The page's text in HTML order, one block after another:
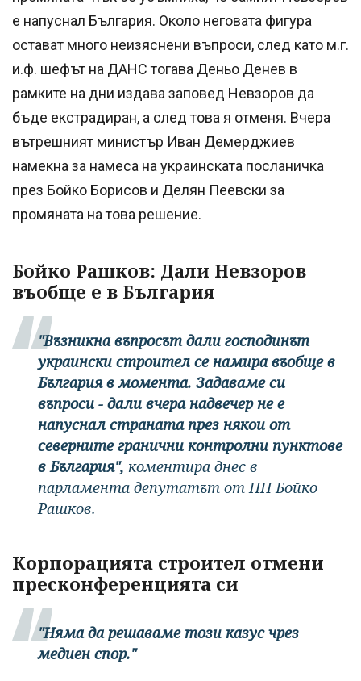
е напуснал България. Около неговата фигура
остават много неизяснени въпроси, след като м.г.
и.ф. шефът на ДАНС тогава Деньо Денев в
рамките на дни издава заповед Невзоров да
бъде екстрадиран, а след това я отменя. Вчера
вътрешният министър Иван Демерджиев
намекна за намеса на украинската посланичка
през Бойко Борисов и Делян Пеевски за
промяната на това решение.
Бойко Рашков: Дали Невзоров
въобще е в България
"Възникна въпросът дали господинът
украински строител се намира въобще в
България в момента. Задаваме си
въпроси - дали вчера надвечер не е
напуснал страната през някои от
северните гранични контролни пунктове
в България", коментира днес в
парламента депутатът от ПП Бойко
Рашков.
Корпорацията строител отмени
пресконференцията си
"Няма да решаваме този казус чрез
медиен спор."